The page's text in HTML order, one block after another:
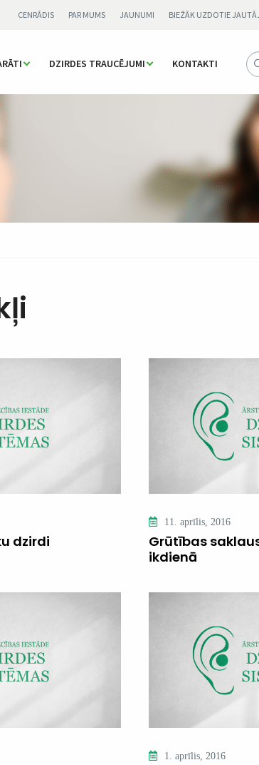
CENRĀDIS PAR MUMS JAUNUMI BIEŽĀK UZDOTIE
DZIRDES TRAUCĒJUMI KONTAKTI
dzirdi
11. aprīlis, 2016
Grūtības
ikdienā
1. aprīlis, 2016